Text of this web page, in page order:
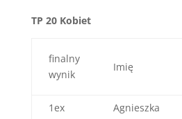
TP 20 Kobiet
finalny
wynik
Imię
1ex Agnieszka